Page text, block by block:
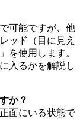
可能ですが、他
ッド（目に見え
を使用します。
入るかを解説し
か？
面にいる状態で